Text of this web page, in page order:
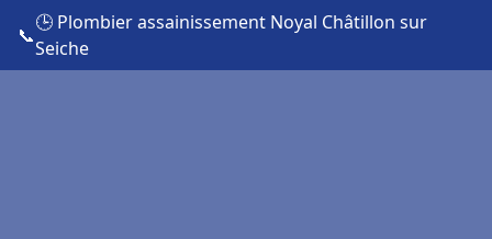
📞
🕒 Plombier assainissement Noyal Châtillon sur
Seiche